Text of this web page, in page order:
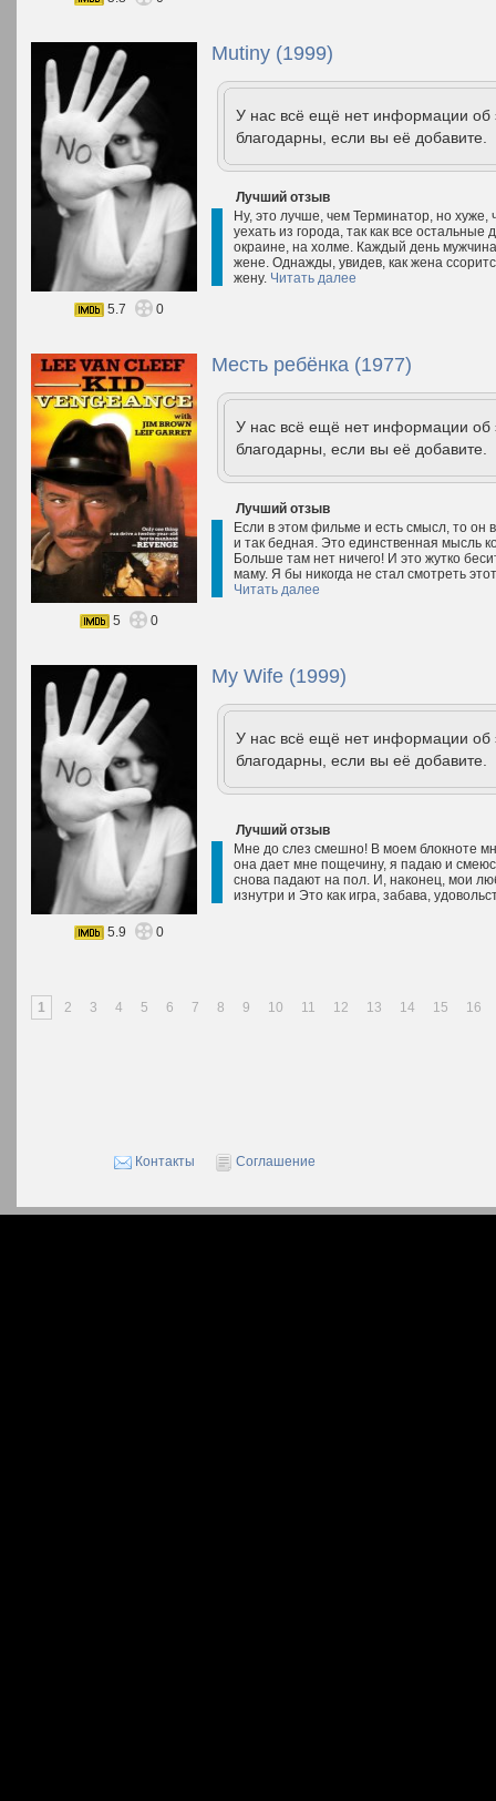
Mutiny (1999)
У нас всё ещё нет информации
благодарны, если вы её добавите.
Лучший отзыв
Ну, это лучше, чем Терминатор, но
уехать из города, так как все
окраине, на холме. Каждый день
жене. Однажды, увидев, как жена
жену. Читать далее
5.7
0
Месть ребёнка (1977)
У нас всё ещё нет информации
благодарны, если вы её добавите.
Лучший отзыв
Если в этом фильме и есть смысл, то он
и так бедная. Это единственная мысль
Больше там нет ничего! И это жутко
маму. Я бы никогда не стал смотреть
Читать далее
5
0
My Wife (1999)
У нас всё ещё нет информации
благодарны, если вы её добавите.
Лучший отзыв
Мне до слез смешно! В моем блокноте
она дает мне пощечину, я падаю и
снова падают на пол. И, наконец, мои
изнутри и Это как игра, забава,
5.9 0
1 2 3 4 5 6 7 8 9 10 11 12 13 14 15 16
Контакты Соглашение